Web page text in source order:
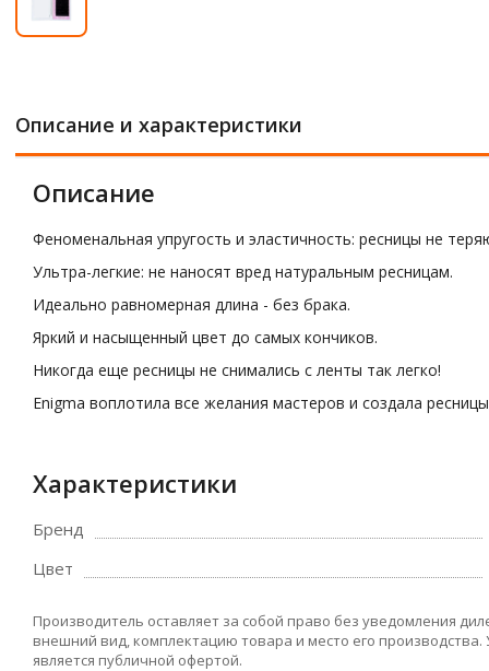
Описание и характеристики
Описание
Феноменальная упругость и эластичность: ресницы не
Ультра-легкие: не наносят вред натуральным ресницам.
Идеально равномерная длина - без брака.
Яркий и насыщенный цвет до самых кончиков.
Никогда еще ресницы не снимались с ленты так легко!
Enigma воплотила все желания мастеров и создала
Характеристики
Бренд
Цвет
Производитель оставляет за собой право без уведомления
внешний вид, комплектацию товара и место его
является публичной офертой.